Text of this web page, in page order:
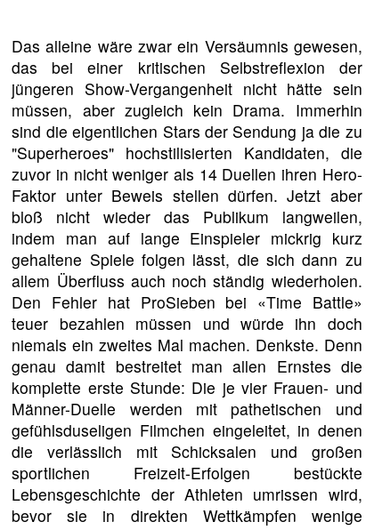
Das alleine wäre zwar ein Versäumnis gewesen,
das bei einer kritischen Selbstreflexion der
jüngeren Show-Vergangenheit nicht hätte sein
müssen, aber zugleich kein Drama. Immerhin
sind die eigentlichen Stars der Sendung ja die zu
"Superheroes" hochstilisierten Kandidaten, die
zuvor in nicht weniger als 14 Duellen ihren Hero-
Faktor unter Beweis stellen dürfen. Jetzt aber
bloß nicht wieder das Publikum langweilen,
indem man auf lange Einspieler mickrig kurz
gehaltene Spiele folgen lässt, die sich dann zu
allem Überfluss auch noch ständig wiederholen.
Den Fehler hat ProSieben bei «Time Battle»
teuer bezahlen müssen und würde ihn doch
niemals ein zweites Mal machen. Denkste. Denn
genau damit bestreitet man allen Ernstes die
komplette erste Stunde: Die je vier Frauen- und
Männer-Duelle werden mit pathetischen und
gefühlsduseligen Filmchen eingeleitet, in denen
die verlässlich mit Schicksalen und großen
sportlichen Freizeit-Erfolgen bestückte
Lebensgeschichte der Athleten umrissen wird,
bevor sie in direkten Wettkämpfen wenige